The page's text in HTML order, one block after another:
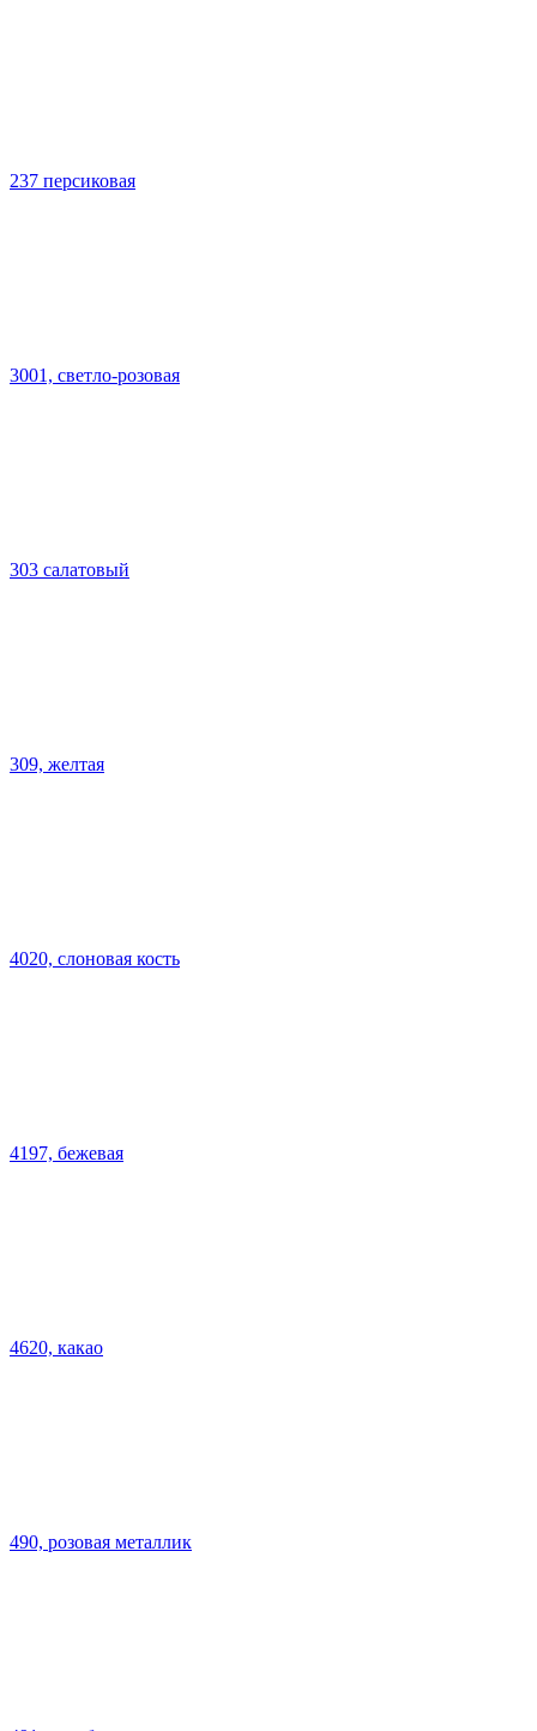
237 персиковая
3001, светло-розовая
303 салатовый
309, желтая
4020, слоновая кость
4197, бежевая
4620, какао
490, розовая металлик